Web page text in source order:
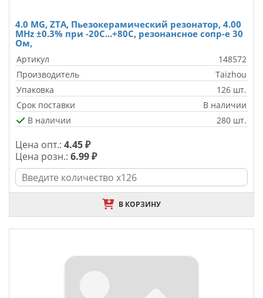
4.0 MG, ZTA, Пьезокерамический резонатор, 4.00
MHz ±0.3% при -20С...+80С, резонансное сопр-е 30
Ом,
Артикул
148572
Производитель
Taizhou
Упаковка
126 шт.
Срок поставки
В наличии
В наличии
280 шт.
Цена опт.: 4.45 ₽
Цена розн.: 6.99 ₽
В КОРЗИНУ